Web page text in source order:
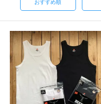
おすすめ順